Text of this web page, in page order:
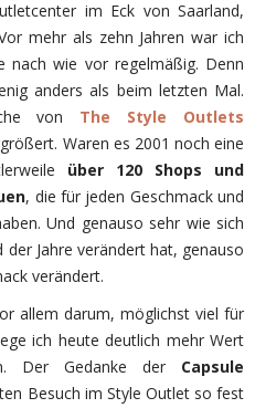
im Eck von Saarland,
mehr als zehn Jahren war ich
wie vor regelmäßig. Denn
anders als beim letzten Mal.
von The Style Outlets
Waren es 2001 noch eine
über 120 Shops und
, die für jeden Geschmack und
Und genauso sehr wie sich
Jahre verändert hat, genauso
verändert.
allem darum, möglichst viel für
ich heute deutlich mehr Wert
Der Gedanke der Capsule
Besuch im Style Outlet so fest